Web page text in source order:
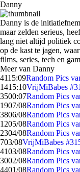
Danny
Danny is de
maar zelden serieus,
lang niet altijd politiek
op de kast te jagen,
films, series, tech en
Meer van Danny
4115:09Random Pics
1415:10VrijMiBabes
3500:07Random Pics
1907/08Random Pics
3806/08Random Pics
1205/08Random Pics
2304/08Random Pics
703/08VrijMiBabes
4103/08Random Pics
3002/08Random Pics
4401/08Random Pics